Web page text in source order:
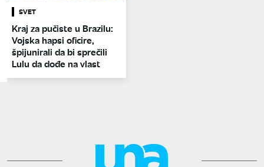
SVET
Kraj za pučiste u Brazilu:
Vojska hapsi oficire,
špijunirali da bi sprečili
Lulu da dođe na vlast